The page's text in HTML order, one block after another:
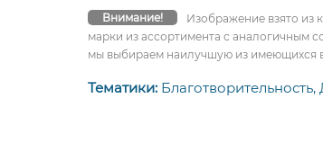
Внимание!
Изображение взято из
марки из ассортимента с аналогичным
мы выбираем наилучшую из имеющихся
Тематики: Благотворительность,